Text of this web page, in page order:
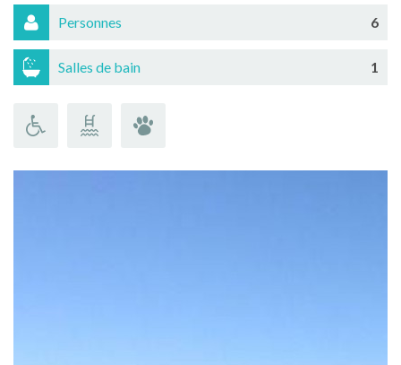
Personnes 6
Salles de bain 1